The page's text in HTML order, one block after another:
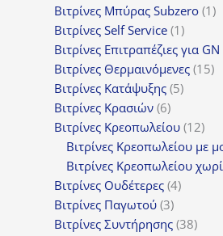
προϊόντα
Βιτρίνες Mπύρας Subzero 11
Βιτρίνες Self Service 11
προϊόν
Βιτρίνες Επιτραπέζιες για GN
Βιτρίνες Θερμαινόμενες 1515
Βιτρίνες Κατάψυξης 55
Βιτρίνες Κρασιών 66
προϊόντα
Βιτρίνες Κρεοπωλείου 1212
Βιτρίνες Κρεοπωλείου με
Βιτρίνες Κρεοπωλείου
Βιτρίνες Ουδέτερες 44
Βιτρίνες Παγωτού 33
προϊόντα
Βιτρίνες Συντήρησης 3838